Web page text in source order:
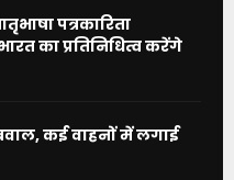
पत्रकारिता
का प्रतिनिधित्व करेंगे
कई वाहनों में लगाई